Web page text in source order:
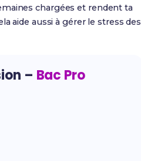
chargées et rendent ta
aide aussi à gérer le stress des
– Bac Pro